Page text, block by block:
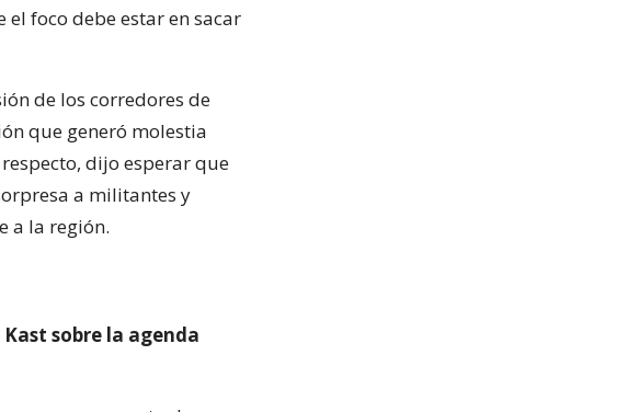
foco debe estar en sacar
de los corredores de
que generó molestia
dijo esperar que
a militantes y
a la región.
sobre la agenda